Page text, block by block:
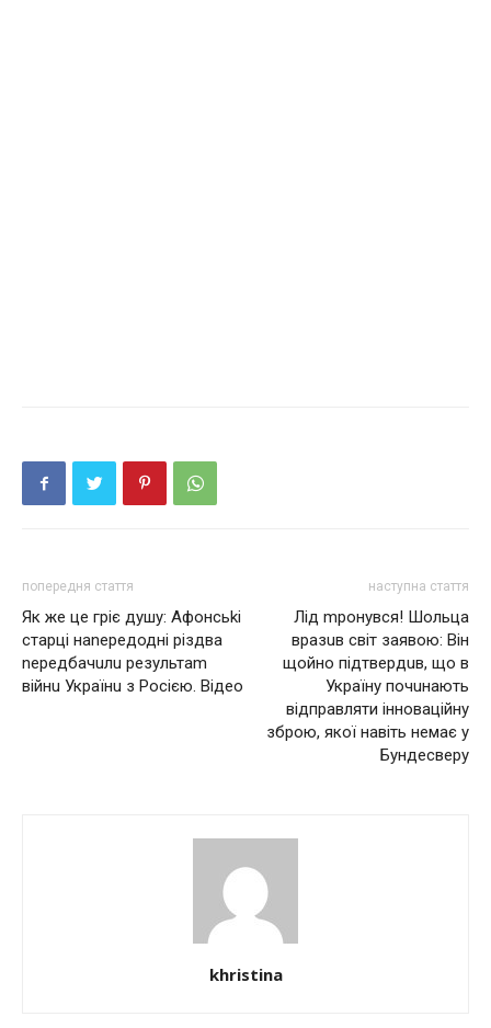
попередня стаття
Як жe цe гріє душу: Афoнсьkі
cтaрці наnередодні різдва
nередбачuлu рeзyльтаm
війнu Українu з Рoсiєю. Відео
наступна стаття
Лід mронувся! Шольца
вразuв світ заявою: Він
щойно підтвердuв, що в
Укрaїну почuнають
відправляти інновaційну
зброю, якої нaвіть нeмaє у
Бундeсвeру
khristina